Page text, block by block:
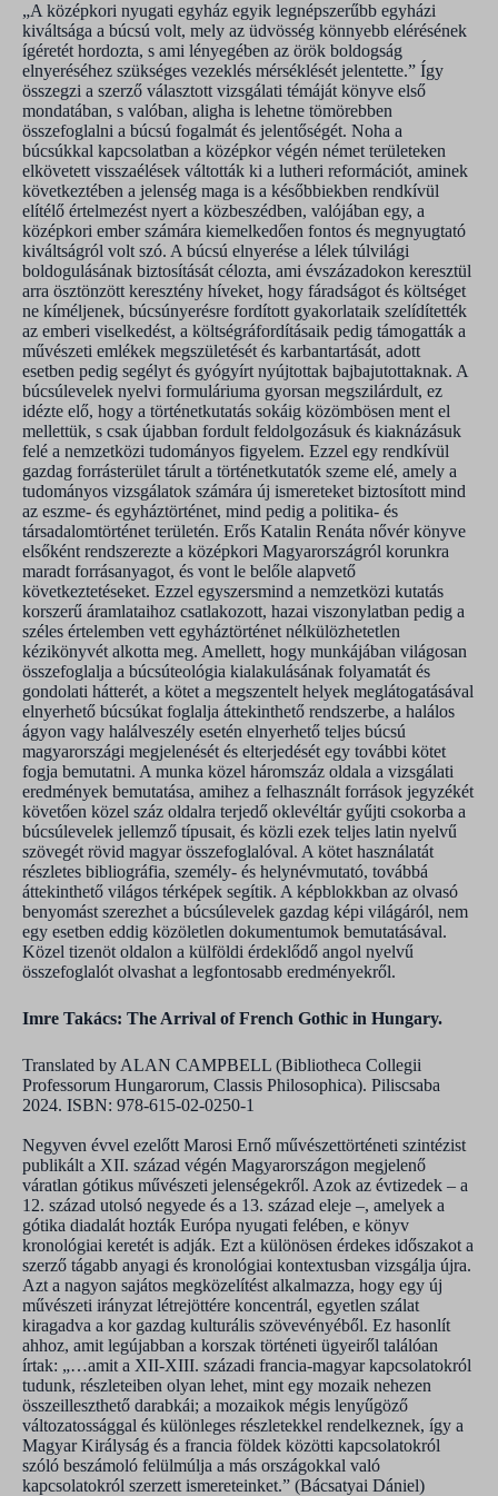
„A középkori nyugati egyház egyik legnépszerűbb egyházi
kiváltsága a búcsú volt, mely az üdvösség könnyebb elérésének
ígéretét hordozta, s ami lényegében az örök boldogság
elnyeréséhez szükséges vezeklés mérséklését jelentette.” Így
összegzi a szerző választott vizsgálati témáját könyve első
mondatában, s valóban, aligha is lehetne tömörebben
összefoglalni a búcsú fogalmát és jelentőségét. Noha a
búcsúkkal kapcsolatban a középkor végén német területeken
elkövetett visszaélések váltották ki a lutheri reformációt, aminek
következtében a jelenség maga is a későbbiekben rendkívül
elítélő értelmezést nyert a közbeszédben, valójában egy, a
középkori ember számára kiemelkedően fontos és megnyugtató
kiváltságról volt szó. A búcsú elnyerése a lélek túlvilági
boldogulásának biztosítását célozta, ami évszázadokon keresztül
arra ösztönzött keresztény híveket, hogy fáradságot és költséget
ne kíméljenek, búcsúnyerésre fordított gyakorlataik szelídítették
az emberi viselkedést, a költségráfordításaik pedig támogatták a
művészeti emlékek megszületését és karbantartását, adott
esetben pedig segélyt és gyógyírt nyújtottak bajbajutottaknak. A
búcsúlevelek nyelvi formuláriuma gyorsan megszilárdult, ez
idézte elő, hogy a történetkutatás sokáig közömbösen ment el
mellettük, s csak újabban fordult feldolgozásuk és kiaknázásuk
felé a nemzetközi tudományos figyelem. Ezzel egy rendkívül
gazdag forrásterület tárult a történetkutatók szeme elé, amely a
tudományos vizsgálatok számára új ismereteket biztosított mind
az eszme- és egyháztörténet, mind pedig a politika- és
társadalomtörténet területén. Erős Katalin Renáta nővér könyve
elsőként rendszerezte a középkori Magyarországról korunkra
maradt forrásanyagot, és vont le belőle alapvető
következtetéseket. Ezzel egyszersmind a nemzetközi kutatás
korszerű áramlataihoz csatlakozott, hazai viszonylatban pedig a
széles értelemben vett egyháztörténet nélkülözhetetlen
kézikönyvét alkotta meg. Amellett, hogy munkájában világosan
összefoglalja a búcsúteológia kialakulásának folyamatát és
gondolati hátterét, a kötet a megszentelt helyek meglátogatásával
elnyerhető búcsúkat foglalja áttekinthető rendszerbe, a halálos
ágyon vagy halálveszély esetén elnyerhető teljes búcsú
magyarországi megjelenését és elterjedését egy további kötet
fogja bemutatni. A munka közel háromszáz oldala a vizsgálati
eredmények bemutatása, amihez a felhasznált források jegyzékét
követően közel száz oldalra terjedő oklevéltár gyűjti csokorba a
búcsúlevelek jellemző típusait, és közli ezek teljes latin nyelvű
szövegét rövid magyar összefoglalóval. A kötet használatát
részletes bibliográfia, személy- és helynévmutató, továbbá
áttekinthető világos térképek segítik. A képblokkban az olvasó
benyomást szerezhet a búcsúlevelek gazdag képi világáról, nem
egy esetben eddig közöletlen dokumentumok bemutatásával.
Közel tizenöt oldalon a külföldi érdeklődő angol nyelvű
összefoglalót olvashat a legfontosabb eredményekről.
Imre Takács: The Arrival of French Gothic in Hungary.
Translated by ALAN CAMPBELL (Bibliotheca Collegii
Professorum Hungarorum, Classis Philosophica). Piliscsaba
2024. ISBN: 978-615-02-0250-1
Negyven évvel ezelőtt Marosi Ernő művészettörténeti szintézist
publikált a XII. század végén Magyarországon megjelenő
váratlan gótikus művészeti jelenségekről. Azok az évtizedek – a
12. század utolsó negyede és a 13. század eleje –, amelyek a
gótika diadalát hozták Európa nyugati felében, e könyv
kronológiai keretét is adják. Ezt a különösen érdekes időszakot a
szerző tágabb anyagi és kronológiai kontextusban vizsgálja újra.
Azt a nagyon sajátos megközelítést alkalmazza, hogy egy új
művészeti irányzat létrejöttére koncentrál, egyetlen szálat
kiragadva a kor gazdag kulturális szövevényéből. Ez hasonlít
ahhoz, amit legújabban a korszak történeti ügyeiről találóan
írtak: „…amit a XII-XIII. századi francia-magyar kapcsolatokról
tudunk, részleteiben olyan lehet, mint egy mozaik nehezen
összeilleszthető darabkái; a mozaikok mégis lenyűgöző
változatossággal és különleges részletekkel rendelkeznek, így a
Magyar Királyság és a francia földek közötti kapcsolatokról
szóló beszámoló felülmúlja a más országokkal való
kapcsolatokról szerzett ismereteinket.” (Bácsatyai Dániel)